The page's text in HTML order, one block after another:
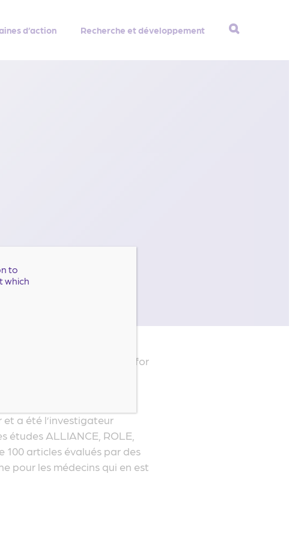
d’action Recherche et développement
du Jacksonville Center for
et président sortant de
Heart Association.
a été l’investigateur
ALLIANCE, ROLE,
100 articles évalués par des
pour les médecins qui en est
to
which